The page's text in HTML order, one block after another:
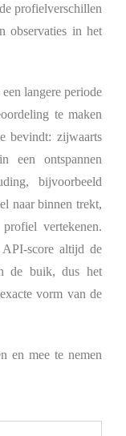
profielverschillen
observaties in het
langere periode
te maken
bevindt: zijwaarts
een ontspannen
bijvoorbeeld
naar binnen trekt,
vertekenen.
score altijd de
de buik, dus het
vorm van de
en mee te nemen